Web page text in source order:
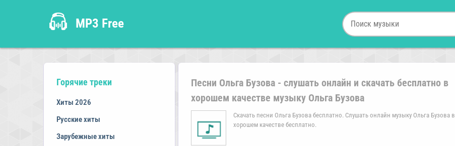
MP3 Free
Горячие треки
Хиты 2026
Русские хиты
Зарубежные хиты
Песни Ольга Бузова - слушать онлайн и скачать бесплатно в
хорошем качестве музыку Ольга Бузова
Скачать песни Ольга Бузова бесплатно. Слушать онлайн музыку Ольга Бузова в
хорошем качестве бесплатно.